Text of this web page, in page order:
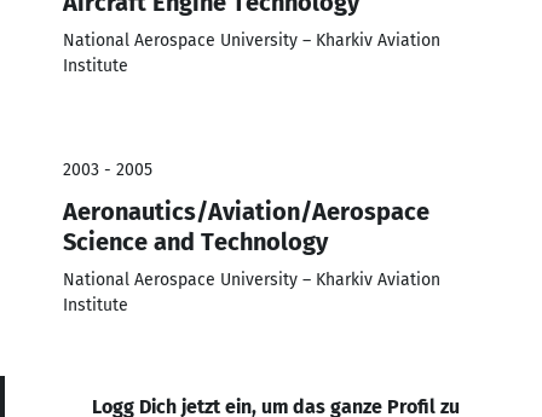
National Aerospace University – Kharkiv Aviation
Institute
2003 - 2005
Aeronautics/Aviation/Aerospace
Science and Technology
National Aerospace University – Kharkiv Aviation
Institute
Logg Dich jetzt ein, um das ganze Profil zu